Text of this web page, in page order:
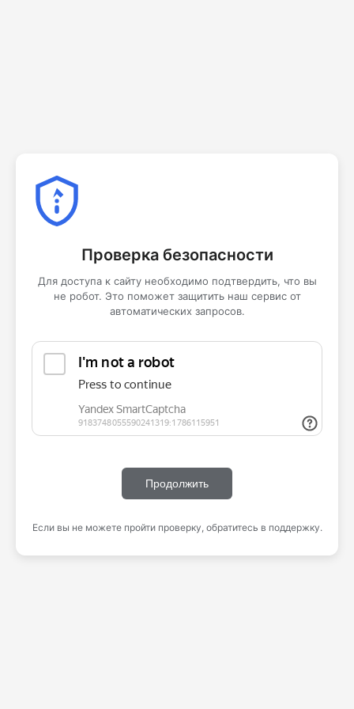
Проверка безопасности
Для доступа к сайту необходимо подтвердить, что вы
не робот. Это поможет защитить наш сервис от
автоматических запросов.
Продолжить
Если вы не можете пройти проверку, обратитесь в поддержку.